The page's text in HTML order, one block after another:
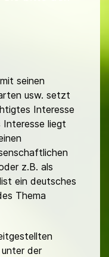
seinen
usw. setzt
Interesse
Interesse liegt
z.B. als
ein deutsches
Thema
der